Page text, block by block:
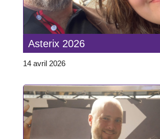
Asterix 2026
14 avril 2026